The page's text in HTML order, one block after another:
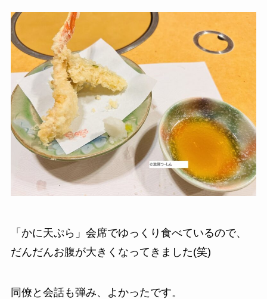
「かに天ぷら」会席でゆっくり食べているので、
だんだんお腹が大きくなってきました(笑)
同僚と会話も弾み、よかったです。